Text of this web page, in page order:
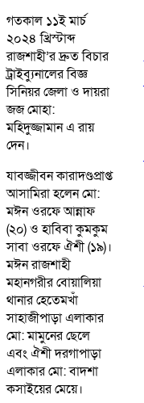
গতকাল ১১ই মার্চ
২০২৪ খ্রিস্টাব্দ
রাজশাহী’র দ্রুত বিচার
ট্রাইব্যুনালের বিজ্ঞ
সিনিয়র জেলা ও দায়রা
জজ মোহা:
মহিদুজ্জামান এ রায়
দেন।
যাবজ্জীবন কারাদণ্ডপ্রাপ্ত
আসামিরা হলেন মো:
মঈন ওরফে আন্নাফ
(২০) ও হাবিবা কুমকুম
সাবা ওরফে ঐশী (১৯)।
মঈন রাজশাহী
মহানগরীর বোয়ালিয়া
থানার হেতেমখাঁ
সাহাজীপাড়া এলাকার
মো: মামুনের ছেলে
এবং ঐশী দরগাপাড়া
এলাকার মো: বাদশা
কসাইয়ের মেয়ে।